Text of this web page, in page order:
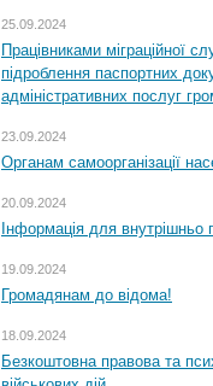
25.09.2024
Працівниками міграційної
підроблення паспортних
адміністративних послуг
23.09.2024
Органам самоорганізації
20.09.2024
Інформація для внутрішньо
19.09.2024
Громадянам до відома!
18.09.2024
Безкоштовна правова та